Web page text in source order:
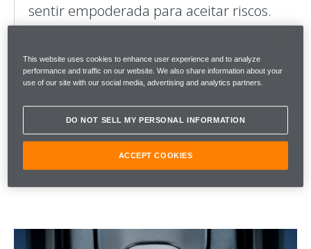
sentir empoderada para aceitar riscos.
Explorar limites, criar o futuro - não tem a
ver só com ouvir a equipe de pesquisa,
mas também ouvir a sua intuição. E
McLaren Automotive
Diretor de Design
This website uses cookies to enhance user experience and to analyze
performance and traffic on our website. We also share information about your
use of our site with our social media, advertising and analytics partners.
DO NOT SELL MY PERSONAL INFORMATION
ACCEPT COOKIES